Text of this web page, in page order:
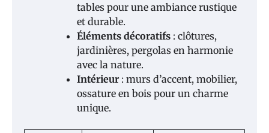
tables pour une ambiance rustique
et durable.
Éléments décoratifs : clôtures,
jardinières, pergolas en harmonie
avec la nature.
Intérieur : murs d’accent, mobilier,
ossature en bois pour un charme
unique.